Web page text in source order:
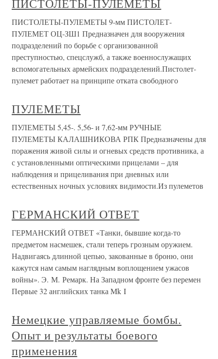
ПИСТОЛЕТЫ-ПУЛЕМЕТЫ
ПИСТОЛЕТЫ-ПУЛЕМЕТЫ 9-мм ПИСТОЛЕТ-
ПУЛЕМЕТ ОЦ-ЗШ1 Предназначен для вооружения
подразделений по борьбе с организованной
преступностью, спецслужб, а также военнослужащих
вспомогательных армейских подразделений.Пистолет-
пулемет работает на принципе отката свободного
ПУЛЕМЕТЫ
ПУЛЕМЕТЫ 5,45-. 5,56- и 7,62-мм РУЧНЫЕ
ПУЛЕМЕТЫ КАЛАШНИКОВА РПК Предназначены для
поражения живой силы и огневых средств противника, а
с установленными оптическими прицелами – для
наблюдения и прицеливания при дневных или
естественных ночных условиях видимости.Из пулеметов
ГЕРМАНСКИЙ ОТВЕТ
ГЕРМАНСКИЙ ОТВЕТ «Танки, бывшие когда-то
предметом насмешек, стали теперь грозным оружием.
Надвигаясь длинной цепью, закованные в броню, они
кажутся нам самым наглядным воплощением ужасов
войны». Э. М. Ремарк. На Западном фронте без перемен
Первые 32 английских танка Mk I
Немецкие управляемые бомбы.
Опыт и результаты боевого
применения